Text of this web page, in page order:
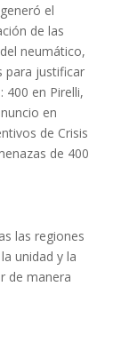
el
de las
neumático,
para justificar
400 en Pirelli,
en
de Crisis
de 400
las regiones
unidad y la
de manera